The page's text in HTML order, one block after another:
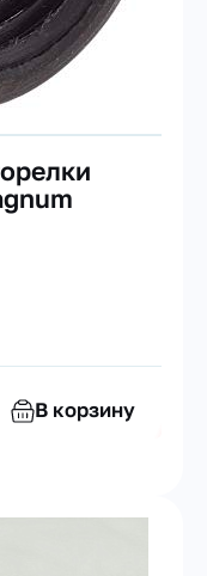
В корзину